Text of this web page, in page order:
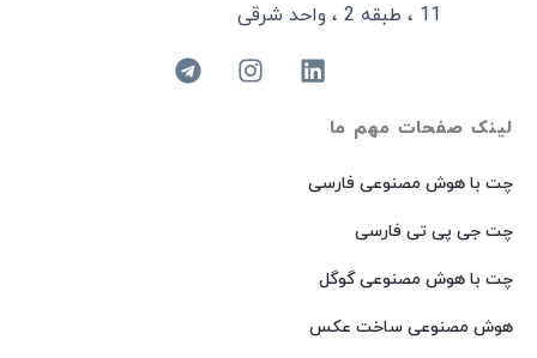
لینک صفحات مهم ما
چت با هوش مصنوعی فارسی
چت جی پی تی فارسی
چت با هوش مصنوعی گوگل
هوش مصنوعی ساخت عکس
11 ، طبقه 2 ، واحد شرقی